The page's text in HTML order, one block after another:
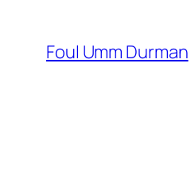
content
Foul Umm Durman